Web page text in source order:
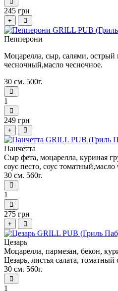
245 грн
+
Пепперони
Моцарелла, сыр, салями, острый
чесночный,масло чесночное.
30 см. 500г.
1
249 грн
+
Панчетта
Сыр фета, моцарелла, куриная
соус песто, соус томатный,масло
30 см. 560г.
1
275 грн
+
Цезарь
Моцарелла, пармезан, бекон,
Цезарь, листья салата,
30 см. 560г.
1